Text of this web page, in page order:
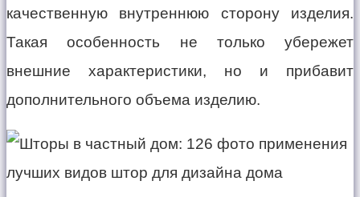
качественную внутреннюю сторону изделия.
Такая особенность не только убережет
внешние характеристики, но и прибавит
дополнительного объема изделию.